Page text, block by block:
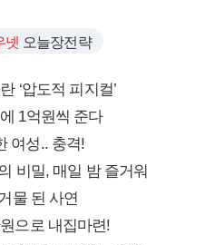
넷 오늘장전략
‘압도적 피지컬’
1억원씩 준다
여성.. 충격!
비밀, 매일 밤 즐거워
물 된 사연
으로 내집마련!